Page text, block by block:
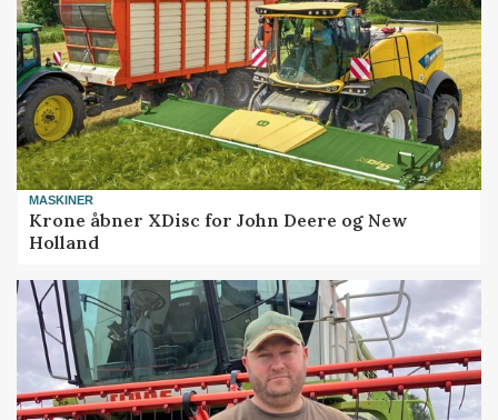
MASKINER
Krone åbner XDisc for John Deere og New
Holland